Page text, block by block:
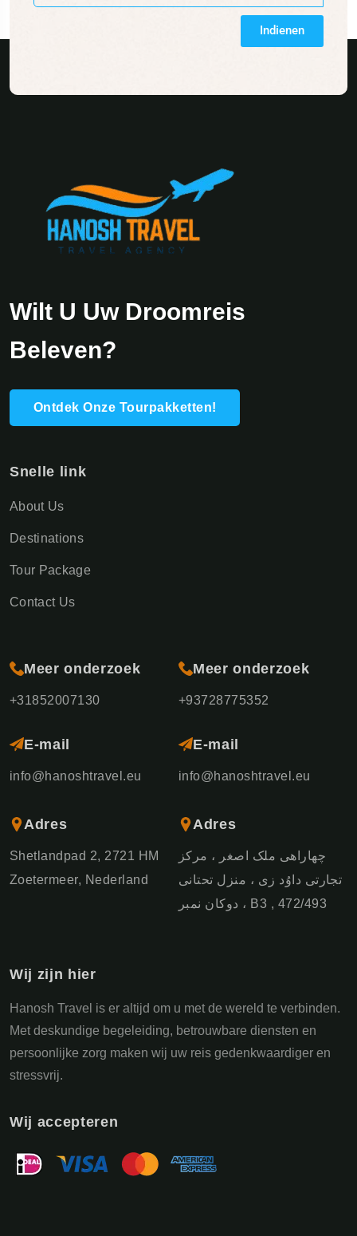
Indienen
Wilt U Uw Droomreis
Beleven?
Ontdek Onze Tourpakketten!
Snelle link
About Us
Destinations
Tour Package
Contact Us
Meer onderzoek
+31852007130
E-mail
info@hanoshtravel.eu
Adres
Shetlandpad 2, 2721 HM
Zoetermeer, Nederland
Meer onderzoek
+93728775352
E-mail
info@hanoshtravel.eu
Adres
چهاراهی ملک اصغر ، مرکز
تجارتی داوُد زی ، منزل تحتانی
، دوکان نمبر B3 , 472/493
Wij zijn hier
Hanosh Travel is er altijd om u met de wereld te verbinden.
Met deskundige begeleiding, betrouwbare diensten en
persoonlijke zorg maken wij uw reis gedenkwaardiger en
stressvrij.
Wij accepteren